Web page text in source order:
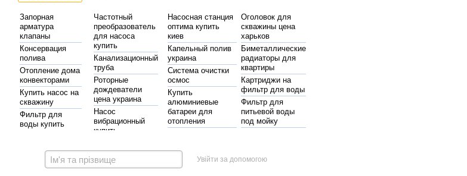
Запорная
арматура
клапаны
Консервация
полива
Отопление дома
конвекторами
Купить насос на
скважину
Фильтр для
воды купить
электронный
Частотный
преобразователь
для насоса
купить
Канализационный
труба
Роторные
дождеватели
цена украина
Насос
вибрационный
купить
трубы цена
Насосная станция
оптима купить
киев
Капельный полив
украина
Система очистки
осмос
Купить
алюминиевые
батареи для
отопления
днепре
Монтаж насоса в
Оголовок для
скважины цена
харьков
Биметаллические
радиаторы для
квартиры
Картриджи на
фильтр для воды
Фильтр для
питьевой воды
под мойку
Купить
гидроаккумуляторы
автоматика для насосов
Увійти за допомогою